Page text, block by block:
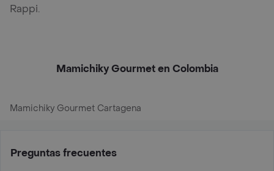
Rappi.
Mamichiky Gourmet en Colombia
Mamichiky Gourmet Cartagena
Preguntas frecuentes